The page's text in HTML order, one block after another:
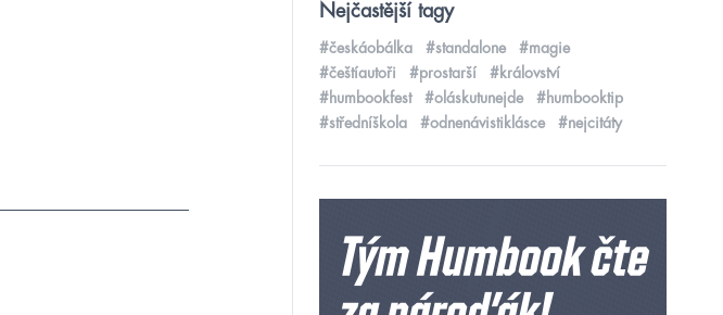
Nejčastější tagy
#českáobálka #standalone
#magie
#češtíautoři
#prostarší
#království
#humbookfest
#oláskutunejde
#humbooktip
#středníškola
#odnenávistiklásce #nejcitáty